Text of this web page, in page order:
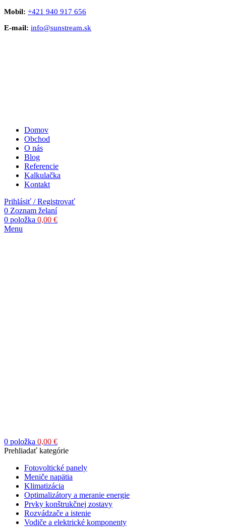
Mobil: +421 940 917 656
E-mail: info@sunstream.sk
Domov
Obchod
O nás
Blog
Referencie
Kalkulačka
Kontakt
Prihlásiť / Registrovať
0 Zoznam želaní
0 položka 0,00 €
Menu
0 položka 0,00 €
Prehliadať kategórie
Fotovoltické panely
Meniče napätia
Klimatizácia
Optimalizátory a meranie energie
Prvky konštrukčnej zostavy
Rozvádzače a istenie
Vodiče a elektrické komponenty